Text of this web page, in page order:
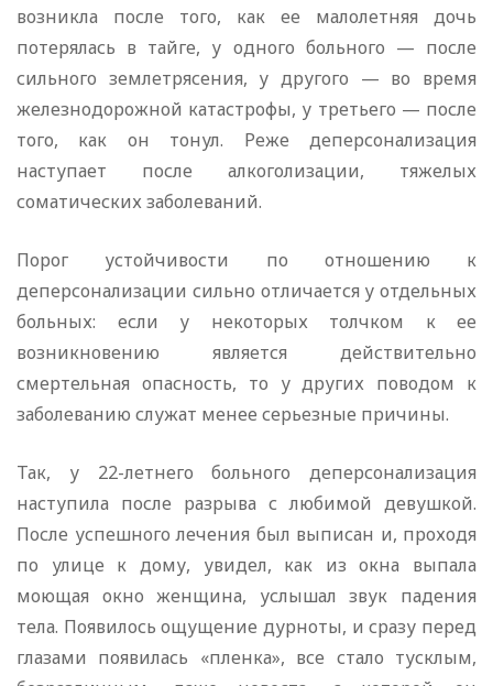
возникла после того, как ее малолетняя дочь
потерялась в тайге, у одного больного — после
сильного землетрясения, у другого — во время
железнодорожной катастрофы, у третьего — после
того, как он тонул. Реже деперсонализация
наступает после алкоголизации, тяжелых
соматических заболеваний.
Порог устойчивости по отношению к
деперсонализации сильно отличается у отдельных
больных: если у некоторых толчком к ее
возникновению является действительно
смертельная опасность, то у других поводом к
заболеванию служат менее серьезные причины.
Так, у 22-летнего больного деперсонализация
наступила после разрыва с любимой девушкой.
После успешного лечения был выписан и, проходя
по улице к дому, увидел, как из окна выпала
моющая окно женщина, услышал звук падения
тела. Появилось ощущение дурноты, и сразу перед
глазами появилась «пленка», все стало тусклым,